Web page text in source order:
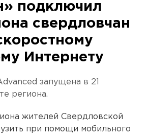
подключил
свердловчан
Интернету
запущена в 21
региона.
жителей Свердловской
при помощи мобильного